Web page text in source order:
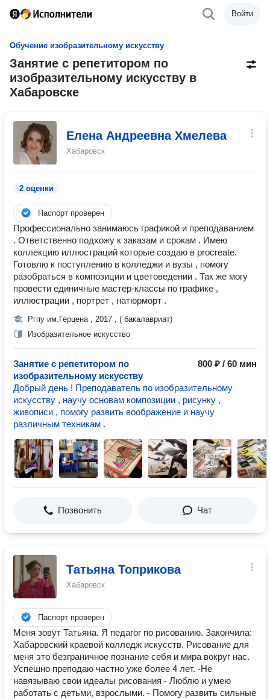
Войти
Обучение изобразительному искусству
Занятие с репетитором по
изобразительному искусству в
Хабаровске
Елена Андреевна Хмелева
Хабаровск
2 оценки
Паспорт проверен
Профессионально занимаюсь графикой и преподаванием
. Ответственно подхожу к заказам и срокам . Имею
коллекцию иллюстраций которые создаю в procreate.
Готовлю к поступлению в колледжи и вузы , помогу
разобраться в композиции и цветоведении . Так же могу
провести единичные мастер-классы по графике ,
иллюстрации , портрет , натюрморт .
Ргпу им.Герцена , 2017 , ( бакалавриат)
Изобразительное искусство
Занятие с репетитором по
изобразительному искусству
800 ₽ / 60 мин
Добрый день ! Преподаватель по изобразительному
искусству , научу основам композиции , рисунку ,
живописи , помогу развить воображение и научу
различным техникам .
Позвонить Чат
Татьяна Топрикова
Хабаровск
Паспорт проверен
Меня зовут Татьяна. Я педагог по рисованию. Закончила:
Хабаровский краевой колледж искусств. Рисование для
меня это безграничное познание себя и мира вокруг нас.
Успешно преподаю частно уже более 4 лет. -Не
навязываю свои идеалы рисования - Люблю и умею
работать с детьми, взрослыми. - Помогу развить сильные